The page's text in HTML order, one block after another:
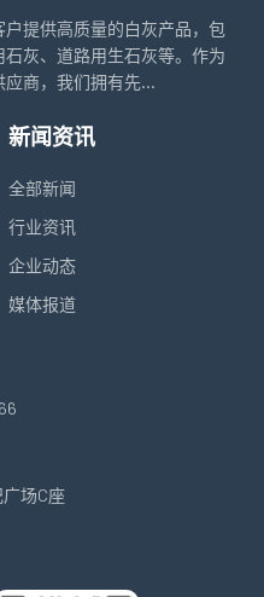
提供高质量的白灰产品，包
灰、道路用生石灰等。作为
商，我们拥有先...
新闻资讯
全部新闻
行业资讯
企业动态
媒体报道
场C座